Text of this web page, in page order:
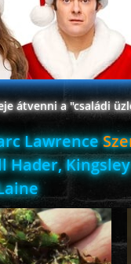
átvenni a "családi
Lawrence
Hader,